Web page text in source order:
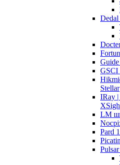
GSCI
Stellar
IRay |
LM
Pard